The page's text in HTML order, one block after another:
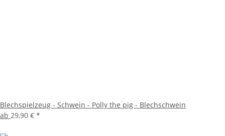
Blechspielzeug - Schwein - Polly the pig - Blechschwein
ab 29,90 € *